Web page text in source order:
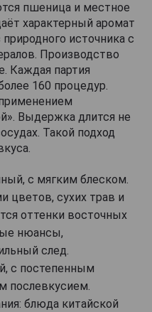
пшеница и местное
характерный аромат
источника с
Производство
Каждая партия
160 процедур.
Выдержка длится не
Такой подход
с мягким блеском.
цветов, сухих трав и
оттенки восточных
нюансы,
след.
с постепенным
послевкусием.
блюда китайской